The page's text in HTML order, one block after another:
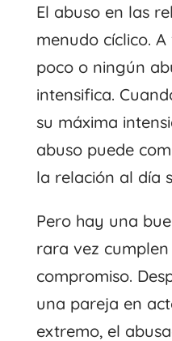
El abuso en las
menudo cíclico.
poco o ningún
intensifica.
su máxima
abuso puede
la relación al día
Pero hay una
rara vez
compromiso.
una pareja en
extremo, el